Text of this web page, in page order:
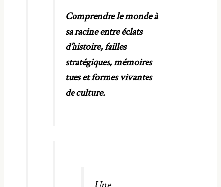
Comprendre le monde à
sa racine entre éclats
d’histoire, failles
stratégiques, mémoires
tues et formes vivantes
de culture.